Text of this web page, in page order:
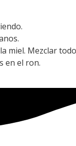
miel. Mezclar
en el ron.